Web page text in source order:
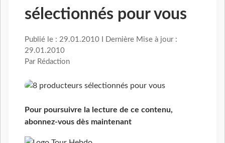
sélectionnés pour vous
Publié le : 29.01.2010 I Dernière Mise à jour :
29.01.2010
Par Rédaction
Pour poursuivre la lecture de ce contenu,
abonnez-vous dès maintenant